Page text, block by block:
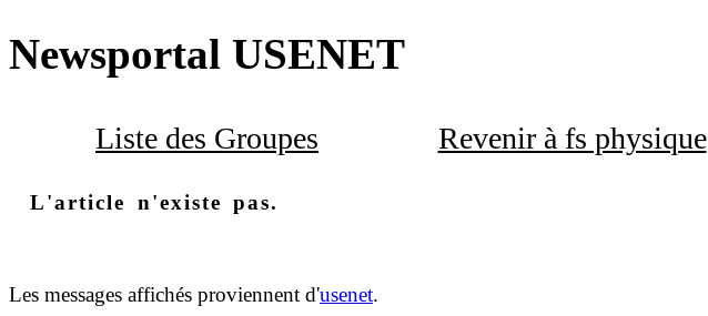
Newsportal USENET
Liste des Groupes Revenir à fs physique
L'article n'existe pas.
Les messages affichés proviennent d'usenet.